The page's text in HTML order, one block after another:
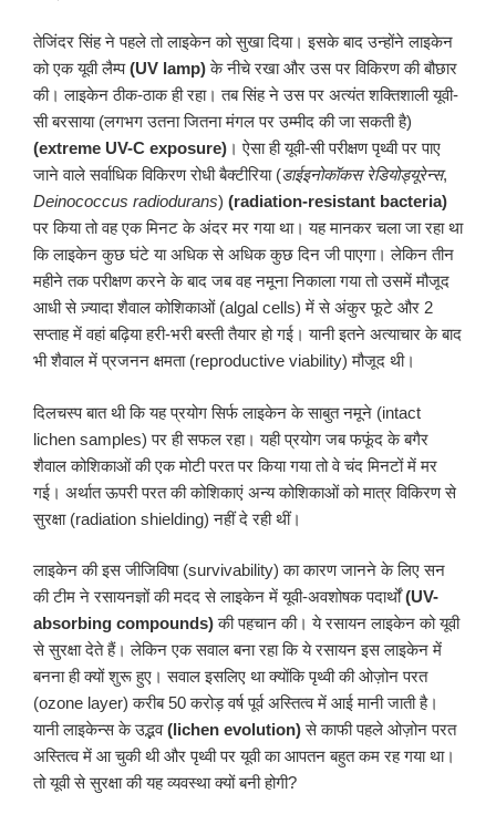
तेजिंदर सिंह ने पहले तो लाइकेन को सुखा दिया। इसके बाद उन्होंने लाइकेन
को एक यूवी लैम्प(UV lamp)के नीचे रखा और उस पर विकिरण की बौछार
की। लाइकेन ठीक-ठाक ही रहा। तब सिंह ने उस पर अत्यंत शक्तिशाली यूवी-
सी बरसाया (लगभग उतना जितना मंगल पर उम्मीद की जा सकती है)
(extreme UV-C exposure) । ऐसा ही यूवी-सी परीक्षण पृथ्वी पर पाए
जाने वाले सर्वाधिक विकिरण रोधी बैक्टीरिया (डाईइनोकॉकस रेडियोड्यूरेन्स,
Deinococcus radiodurans) (radiation-resistant bacteria)
पर किया तो वह एक मिनट के अंदर मर गया था। यह मानकर चला जा रहा था
कि लाइकेन कुछ घंटे या अधिक से अधिक कुछ दिन जी पाएगा। लेकिन तीन
महीने तक परीक्षण करने के बाद जब वह नमूना निकाला गया तो उसमें मौजूद
आधी से ज़्यादा शैवाल कोशिकाओं (algal cells) में से अंकुर फूटे और 2
सप्ताह में वहां बढ़िया हरी-भरी बस्ती तैयार हो गई। यानी इतने अत्याचार के बाद
भी शैवाल में प्रजनन क्षमता (reproductive viability) मौजूद थी।
दिलचस्प बात थी कि यह प्रयोग सिर्फ लाइकेन के साबुत नमूने (intact
lichen samples) पर ही सफल रहा। यही प्रयोग जब फफूंद के बगैर
शैवाल कोशिकाओं की एक मोटी परत पर किया गया तो वे चंद मिनटों में मर
गई। अर्थात ऊपरी परत की कोशिकाएं अन्य कोशिकाओं को मात्र विकिरण से
सुरक्षा (radiation shielding) नहीं दे रही थीं।
लाइकेन की इस जीजिविषा (survivability) का कारण जानने के लिए सन
की टीम ने रसायनज्ञों की मदद से लाइकेन में यूवी-अवशोषक पदार्थों(UV-
absorbing compounds)की पहचान की। ये रसायन लाइकेन को यूवी
से सुरक्षा देते हैं। लेकिन एक सवाल बना रहा कि ये रसायन इस लाइकेन में
बनना ही क्यों शुरू हुए। सवाल इसलिए था क्योंकि पृथ्वी की ओज़ोन परत
(ozone layer) करीब 50 करोड़ वर्ष पूर्व अस्तित्व में आई मानी जाती है।
यानी लाइकेन्स के उद्भव(lichen evolution) से काफी पहले ओज़ोन परत
अस्तित्व में आ चुकी थी और पृथ्वी पर यूवी का आपतन बहुत कम रह गया था।
तो यूवी से सुरक्षा की यह व्यवस्था क्यों बनी होगी?